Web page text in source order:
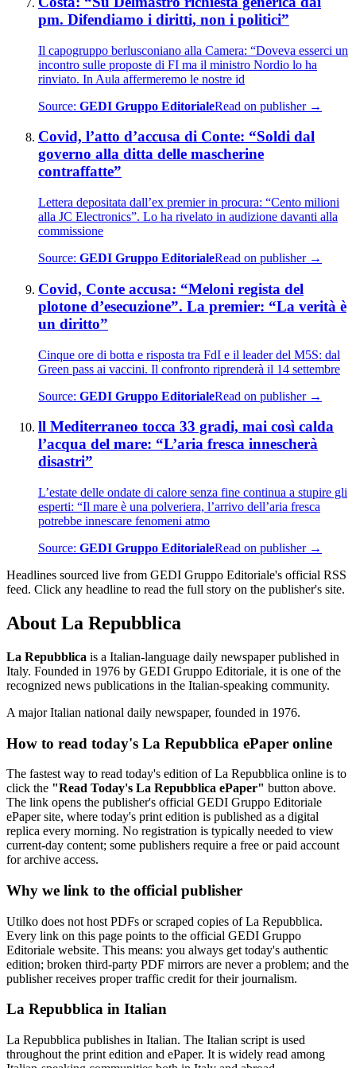
pm. Difendiamo i diritti, non i politici”
Il capogruppo berlusconiano alla Camera: “Doveva esserci un
incontro sulle proposte di FI ma il ministro Nordio lo ha
rinviato. In Aula affermeremo le nostre id
Source: GEDI Gruppo EditorialeRead on publisher →
Covid, l’atto d’accusa di Conte: “Soldi dal
governo alla ditta delle mascherine
contraffatte”
Lettera depositata dall’ex premier in procura: “Cento milioni
alla JC Electronics”. Lo ha rivelato in audizione davanti alla
commissione
Source: GEDI Gruppo EditorialeRead on publisher →
Covid, Conte accusa: “Meloni regista del
plotone d’esecuzione”. La premier: “La verità è
un diritto”
Cinque ore di botta e risposta tra FdI e il leader del M5S: dal
Green pass ai vaccini. Il confronto riprenderà il 14 settembre
Source: GEDI Gruppo EditorialeRead on publisher →
ll Mediterraneo tocca 33 gradi, mai così calda
l’acqua del mare: “L’aria fresca innescherà
disastri”
L’estate delle ondate di calore senza fine continua a stupire gli
esperti: “Il mare è una polveriera, l’arrivo dell’aria fresca
potrebbe innescare fenomeni atmo
Source: GEDI Gruppo EditorialeRead on publisher →
Headlines sourced live from GEDI Gruppo Editoriale's official RSS
feed. Click any headline to read the full story on the publisher's site.
About La Repubblica
La Repubblica is a Italian-language daily newspaper published in
Italy. Founded in 1976 by GEDI Gruppo Editoriale, it is one of the
recognized news publications in the Italian-speaking community.
A major Italian national daily newspaper, founded in 1976.
How to read today's La Repubblica ePaper online
The fastest way to read today's edition of La Repubblica online is to
click the "Read Today's La Repubblica ePaper" button above.
The link opens the publisher's official GEDI Gruppo Editoriale
ePaper site, where today's print edition is published as a digital
replica every morning. No registration is typically needed to view
current-day content; some publishers require a free or paid account
for archive access.
Why we link to the official publisher
Utilko does not host PDFs or scraped copies of La Repubblica.
Every link on this page points to the official GEDI Gruppo
Editoriale website. This means: you always get today's authentic
edition; broken third-party PDF mirrors are never a problem; and the
publisher receives proper traffic credit for their journalism.
La Repubblica in Italian
La Repubblica publishes in Italian. The Italian script is used
throughout the print edition and ePaper. It is widely read among